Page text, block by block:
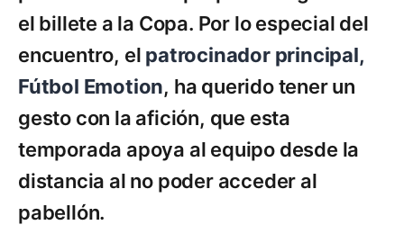
el billete a la Copa. Por lo especial del
encuentro, el patrocinador principal,
Fútbol Emotion, ha querido tener un
gesto con la afición, que esta
temporada apoya al equipo desde la
distancia al no poder acceder al
pabellón.